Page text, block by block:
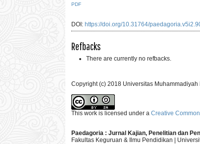
PDF
DOI: https://doi.org/10.31764/
Refbacks
There are currently no refbacks.
Copyright (c) 2018 Universitas Muhammadiyah
This work is licensed under a Creative
Paedagoria : Jurnal Kajian, Penelitian dan
Fakultas Keguruan & Ilmu Pendidikan |